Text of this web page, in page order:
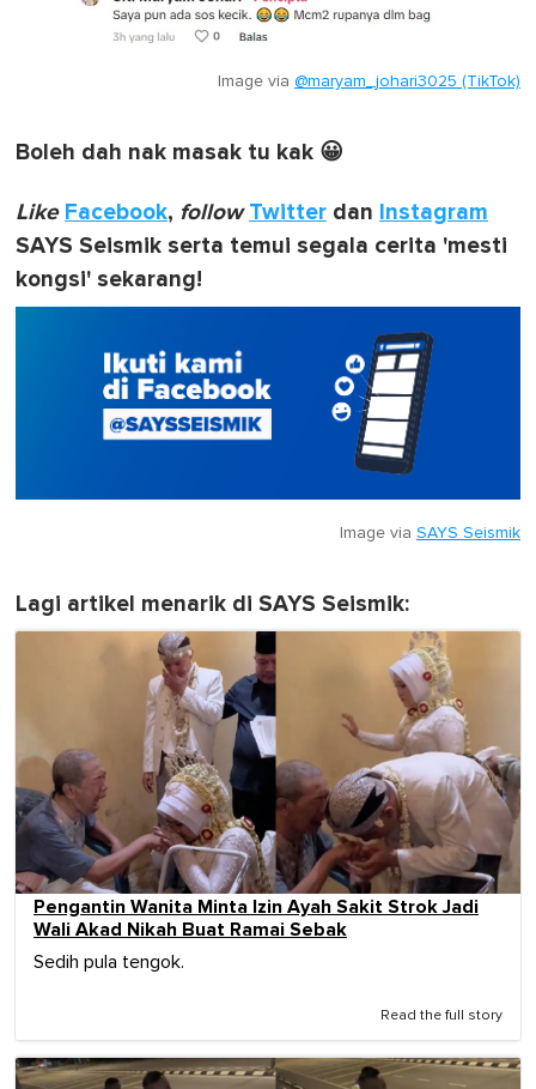
Image via @maryam_johari3025 (TikTok)
Boleh dah nak masak tu kak 😀
Like Facebook, follow Twitter dan Instagram
SAYS Seismik serta temui segala cerita 'mesti
kongsi' sekarang!
Image via SAYS Seismik
Lagi artikel menarik di SAYS Seismik:
Pengantin Wanita Minta Izin Ayah Sakit Strok Jadi
Wali Akad Nikah Buat Ramai Sebak
Sedih pula tengok.
Read the full story